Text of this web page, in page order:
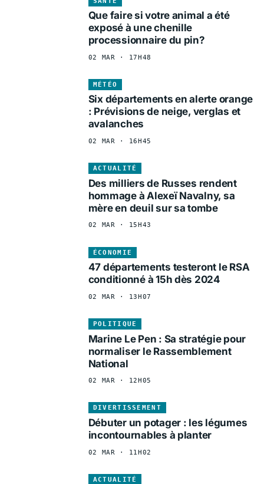
Que faire si votre animal a été
exposé à une chenille
processionnaire du pin?
02 MAR · 17H48
MÉTÉO
Six départements en alerte orange
: Prévisions de neige, verglas et
avalanches
02 MAR · 16H45
ACTUALITÉ
Des milliers de Russes rendent
hommage à Alexeï Navalny, sa
mère en deuil sur sa tombe
02 MAR · 15H43
ÉCONOMIE
47 départements testeront le RSA
conditionné à 15h dès 2024
02 MAR · 13H07
POLITIQUE
Marine Le Pen : Sa stratégie pour
normaliser le Rassemblement
National
02 MAR · 12H05
DIVERTISSEMENT
Débuter un potager : les légumes
incontournables à planter
02 MAR · 11H02
ACTUALITÉ